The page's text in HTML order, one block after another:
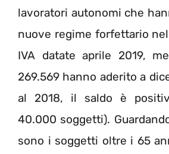
lavoratori autonomi che
nuove regime forfettario
IVA datate aprile 2019,
269.569 hanno aderito a
al 2018, il saldo è
40.000 soggetti).
sono i soggetti oltre i 65